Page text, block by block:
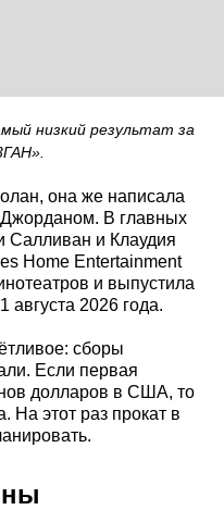
низкий результат за
она же написала
В главных
Салливан и Клаудия
Home Entertainment
и выпустила
2026 года.
сборы
Если первая
долларов в США, то
На этот раз прокат в